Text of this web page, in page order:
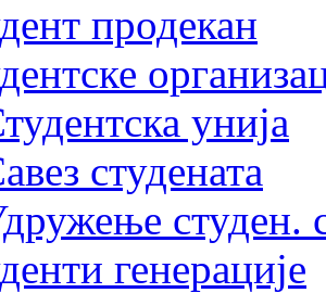
продекан
унија
студената
студен.
генерације